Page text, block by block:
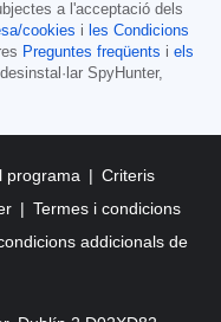
a l'acceptació dels
cookies i les Condicions
Preguntes freqüents i els
SpyHunter,
programa
Criteris
Termes i condicions
addicionals de